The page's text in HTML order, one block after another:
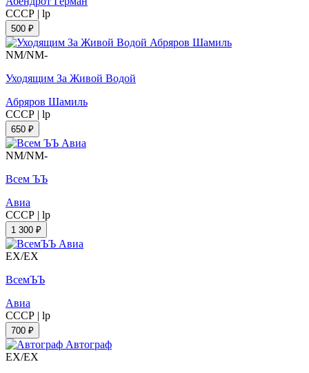
СССР | lp
500 ₽
NM/NM-
Уходящим За Живой Водой
Абряров Шамиль
СССР | lp
650 ₽
NM/NM-
Всем ЪЪ
Авиа
СССР | lp
1 300 ₽
EX/EX
ВсемЪЪ
Авиа
СССР | lp
700 ₽
EX/EX